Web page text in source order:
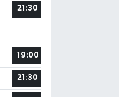
21:30
19:00
21:30